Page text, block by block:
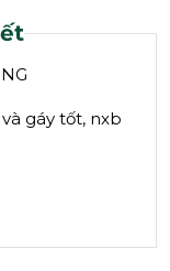
gáy tốt, nxb